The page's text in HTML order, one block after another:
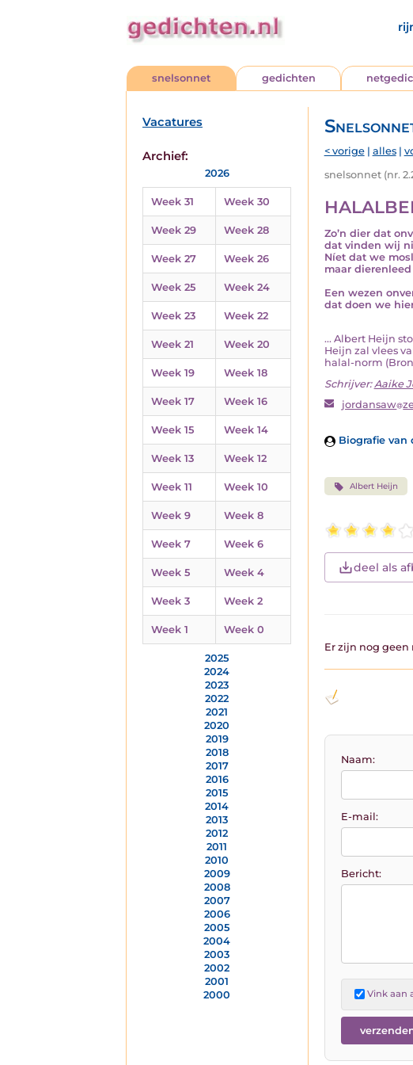
snelsonnet gedichten
Vacatures
Archief:
2026
Week 31 Week 30
Week 29 Week 28
Week 27 Week 26
Week 25 Week 24
Week 23 Week 22
Week 21 Week 20
Week 19 Week 18
Week 17 Week 16
Week 15 Week 14
Week 13 Week 12
Week 11 Week 10
Week 9 Week 8
Week 7 Week 6
Week 5 Week 4
Week 3 Week 2
Week 1 Week 0
2025
2024
2023
2022
2021
2020
2019
2018
2017
2016
2015
2014
2013
2012
2011
2010
2009
2008
2007
2006
2005
2004
2003
2002
2001
2000
< vorige| alles|
snelsonnet (nr.
Zo’n dier dat
dat vinden wij
Níet dat we
maar
Een wezen
dat doen we
... Albert Heijn
Heijn zal vlees
halal-norm
Schrijver:Aaike
jordansaw
Biografie van
Albert Heijn
deel als
Er zijn nog geen
Naam:
E-mail:
Bericht:
Vink aan